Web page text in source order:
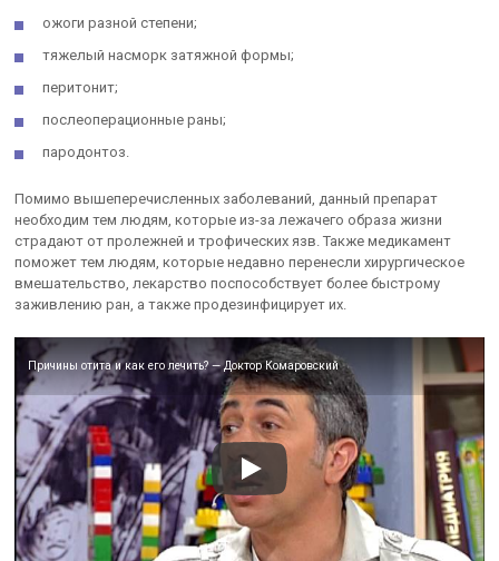
ожоги разной степени;
тяжелый насморк затяжной формы;
перитонит;
послеоперационные раны;
пародонтоз.
Помимо вышеперечисленных заболеваний, данный препарат
необходим тем людям, которые из-за лежачего образа жизни
страдают от пролежней и трофических язв. Также медикамент
поможет тем людям, которые недавно перенесли хирургическое
вмешательство, лекарство поспособствует более быстрому
заживлению ран, а также продезинфицирует их.
Причины отита и как его лечить? — Доктор Комаровский